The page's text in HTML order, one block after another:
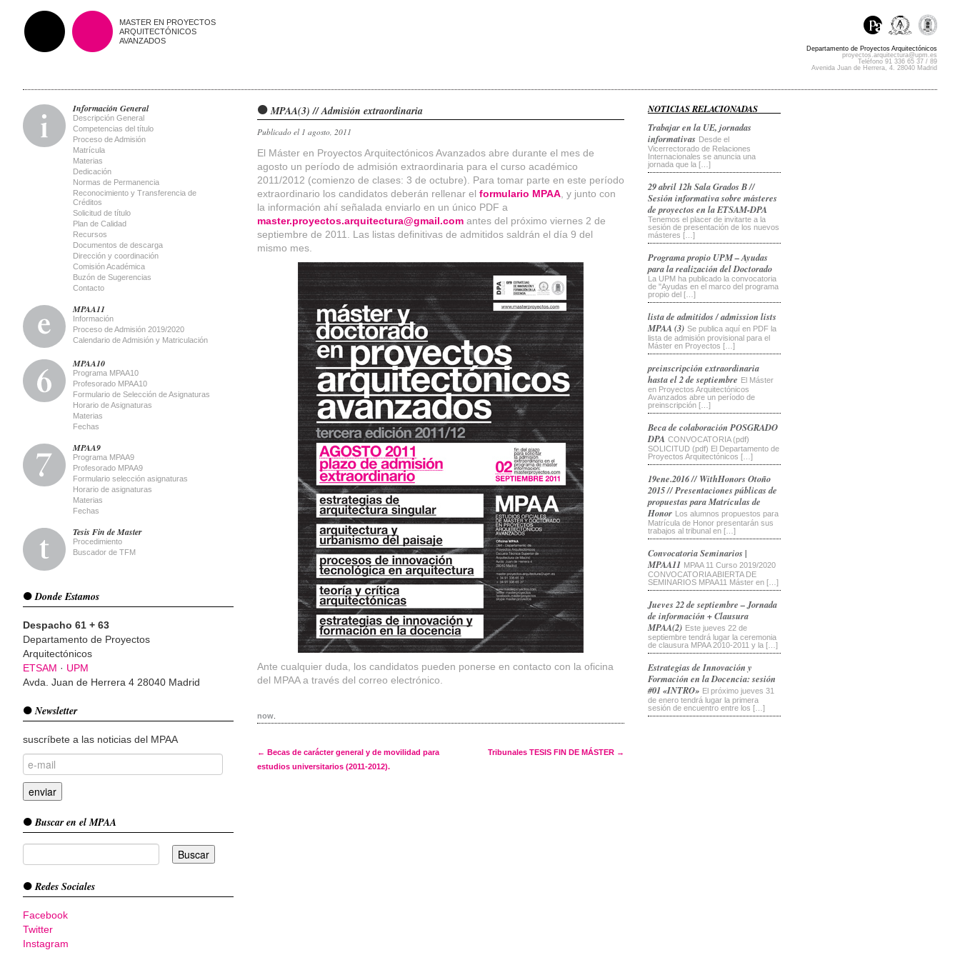
MASTER EN PROYECTOS
ARQUITECTÓNICOS
AVANZADOS
Departamento de Proyectos Arquitectónicos
proyectos.arquitectura@upm.es
Teléfono 91 336 65 37 / 89
Avenida Juan de Herrera, 4. 28040 Madrid
Información General
Descripción General
Competencias del título
Proceso de Admisión
Matrícula
Materias
Dedicación
Normas de Permanencia
Reconocimiento y Transferencia de
Créditos
Solicitud de título
Plan de Calidad
Recursos
Documentos de descarga
Dirección y coordinación
Comisión Académica
Buzón de Sugerencias
Contacto
MPAA11
Información
Proceso de Admisión 2019/2020
Calendario de Admisión y Matriculación
MPAA10
Programa MPAA10
Profesorado MPAA10
Formulario de Selección de Asignaturas
Horario de Asignaturas
Materias
Fechas
MPAA9
Programa MPAA9
Profesorado MPAA9
Formulario selección asignaturas
Horario de asignaturas
Materias
Fechas
Tesis Fin de Master
Procedimiento
Buscador de TFM
Donde Estamos
Despacho 61 + 63
Departamento de Proyectos
Arquitectónicos
ETSAM · UPM
Avda. Juan de Herrera 4 28040 Madrid
Newsletter
suscríbete a las noticias del MPAA
Buscar en el MPAA
Redes Sociales
Facebook
Twitter
Instagram
MPAA(3) // Admisión extraordinaria
Publicado el 1 agosto, 2011
El Máster en Proyectos Arquitectónicos Avanzados abre durante el mes de
agosto un período de admisión extraordinaria para el curso académico
2011/2012 (comienzo de clases: 3 de octubre). Para tomar parte en este período
extraordinario los candidatos deberán rellenar elformulario MPAA , y junto con
la información ahí señalada enviarlo en un único PDF a
master.proyectos.arquitectura@gmail.com antes del próximo viernes 2 de
septiembre de 2011. Las listas definitivas de admitidos saldrán el día 9 del
mismo mes.
Ante cualquier duda, los candidatos pueden ponerse en contacto con la oficina
del MPAA a través del correo electrónico.
now
Post navigation
← Becas de carácter general y de movilidad para
estudios universitarios (2011-2012).
Tribunales TESIS FIN DE MÁSTER →
NOTICIAS RELACIONADAS
Trabajar en la UE, jornadas
informativas Desde el
Vicerrectorado de Relaciones
Internacionales se anuncia una
jornada que la […]
29 abril 12h Sala Grados B //
Sesión informativa sobre másteres
de proyectos en la ETSAM-DPA
Tenemos el placer de invitarte a la
sesión de presentación de los nuevos
másteres […]
Programa propio UPM – Ayudas
para la realización del Doctorado
La UPM ha publicado la convocatoria
de "Ayudas en el marco del programa
propio del […]
lista de admitidos / admission lists
MPAA (3) Se publica aquí en PDF la
lista de admisión provisional para el
Máster en Proyectos […]
preinscripción extraordinaria
hasta el 2 de septiembre El Máster
en Proyectos Arquitectónicos
Avanzados abre un período de
preinscripción […]
Beca de colaboración POSGRADO
DPA CONVOCATORIA (pdf)
SOLICITUD (pdf) El Departamento de
Proyectos Arquitectónicos […]
19ene.2016 // WithHonors Otoño
2015 // Presentaciones públicas de
propuestas para Matrículas de
Honor Los alumnos propuestos para
Matrícula de Honor presentarán sus
trabajos al tribunal en […]
Convocatoria Seminarios |
MPAA11 MPAA 11 Curso 2019/2020
CONVOCATORIA ABIERTA DE
SEMINARIOS MPAA11 Máster en […]
Jueves 22 de septiembre – Jornada
de información + Clausura
MPAA(2) Este jueves 22 de
septiembre tendrá lugar la ceremonia
de clausura MPAA 2010-2011 y la […]
Estrategias de Innovación y
Formación en la Docencia: sesión
#01 «INTRO» El próximo jueves 31
de enero tendrá lugar la primera
sesión de encuentro entre los […]